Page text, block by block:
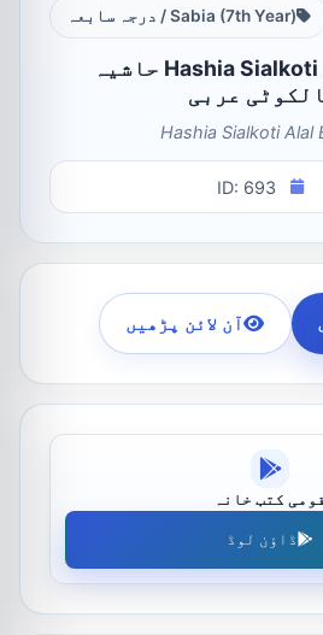
Sabia (7th Year) / درجہ سابعہ
Hashia Sialkoti Alal Baizawi حاشیہ
عربی
Hashia Sialkoti Alal
ID: 693
آن لائن پڑھیں
قومی کتب خانہ
ڈاؤن لوڈ